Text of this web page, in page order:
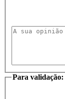
Para validação: